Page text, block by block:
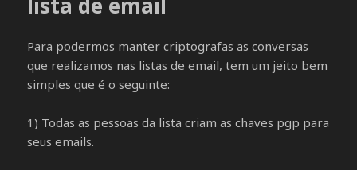
Para podermos manter criptografas as conversas
que realizamos nas listas de email, tem um jeito bem
simples que é o seguinte:
1) Todas as pessoas da lista criam as chaves pgp para
seus emails.